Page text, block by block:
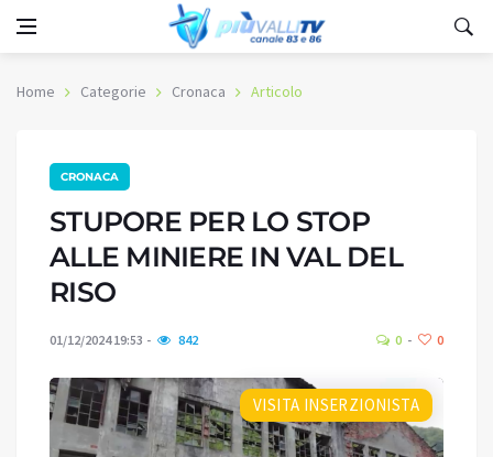
Home Categorie Cronaca Articolo
CRONACA
STUPORE PER LO STOP
ALLE MINIERE IN VAL DEL
RISO
01/12/2024 19:53 842 0 0
VISITA INSERZIONISTA